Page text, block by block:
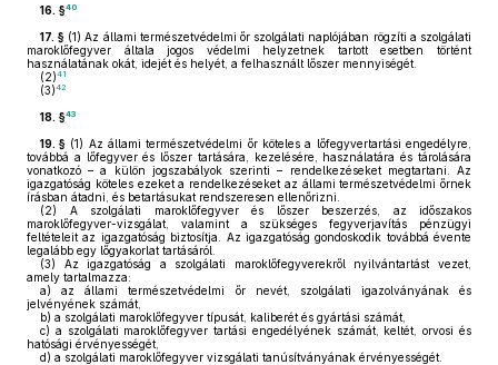
16. §40
17. § (1) Az állami természetvédelmi őr szolgálati naplójában rögzíti a szolgálati
maroklőfegyver általa jogos védelmi helyzetnek tartott esetben történt
használatának okát, idejét és helyét, a felhasznált lőszer mennyiségét.
(2)41
(3)42
18. §43
19. § (1) Az állami természetvédelmi őr köteles a lőfegyvertartási engedélyre,
továbbá a lőfegyver és lőszer tartására, kezelésére, használatára és tárolására
vonatkozó – a külön jogszabályok szerinti – rendelkezéseket megtartani. Az
igazgatóság köteles ezeket a rendelkezéseket az állami természetvédelmi őrnek
írásban átadni, és betartásukat rendszeresen ellenőrizni.
(2) A szolgálati maroklőfegyver és lőszer beszerzés, az időszakos
maroklőfegyver-vizsgálat, valamint a szükséges fegyverjavítás pénzügyi
feltételeit az igazgatóság biztosítja. Az igazgatóság gondoskodik továbbá évente
legalább egy lőgyakorlat tartásáról.
(3) Az igazgatóság a szolgálati maroklőfegyverekről nyilvántartást vezet,
amely tartalmazza:
a) az állami természetvédelmi őr nevét, szolgálati igazolványának és
jelvényének számát,
b) a szolgálati maroklőfegyver típusát, kaliberét és gyártási számát,
c) a szolgálati maroklőfegyver tartási engedélyének számát, keltét, orvosi és
hatósági érvényességét,
d) a szolgálati maroklőfegyver vizsgálati tanúsítványának érvényességét.